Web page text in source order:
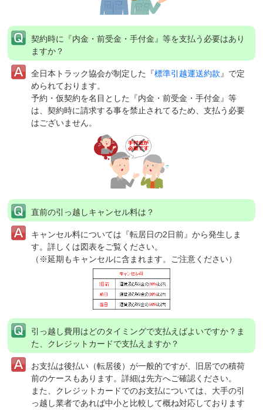
契約時に『内金・前受金・手付金』等を支払う必要はあり
ますか？
全日本トラック協会が制定した『標準引越運送約款 』で定
められております。
予約・仮契約を名目とした『内金・前受金・手付金』等
は、契約時に請求する事を禁止されてるため、支払う必要
はございません。
直前の引っ越しキャンセル料は？
キャンセル料については『転居日の2日前』から発生しま
す。詳しくは図表をご覧ください。
（※延期もキャンセルに含まれます。ご注意ください）
引っ越し費用はどのタイミングで支払えばよいですか？ま
た、クレジットカードで支払えますか？
お支払は後払い（転居後）が一般的ですが、旧居での積荷
前のケースもあります。詳細は先方へご確認ください。
また、クレジットカードでのお支払については、大手の引
っ越し業者であれば中小と比較して概ね対応しております